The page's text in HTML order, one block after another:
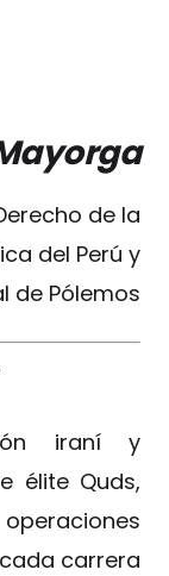
de la
del Perú y
de Pólemos
iraní y
élite Quds,
carrera